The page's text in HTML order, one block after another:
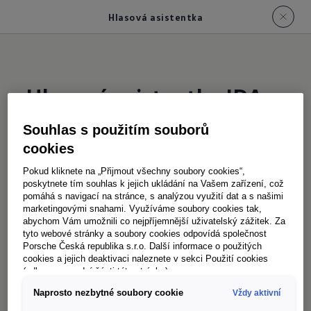
Hlasová asistentka
Hlasová asistentka IDA
Díky hlasové asistentce IDA ovládáte
infotainment systém ještě pohodlněji. Vyberte
hlasovým příkazem svou oblíbenou skladbu,
kontakt z adresáře nebo uskutečněte hovor –
zcela bez rozptylování. Stačí říct „Ahoj IDA“
[ahoj ajda] a vyslovit své přání – váš Multivan
se postará o zbytek, zatímco vy se můžete
formulacím z každodenního života, jako: "Je mi
Souhlas s použitím souborů
cookies
Pokud kliknete na „Přijmout všechny soubory cookies“,
poskytnete tím souhlas k jejich ukládání na Vašem zařízení, což
pomáhá s navigací na stránce, s analýzou využití dat a s našimi
marketingovými snahami. Využíváme soubory cookies tak,
abychom Vám umožnili co nejpříjemnější uživatelský zážitek. Za
tyto webové stránky a soubory cookies odpovídá společnost
Porsche Česká republika s.r.o. Další informace o použitých
cookies a jejich deaktivaci naleznete v sekci Použití cookies
(odkaz ve spodní části této stránky).
Naprosto nezbytné soubory cookie Vždy aktivní